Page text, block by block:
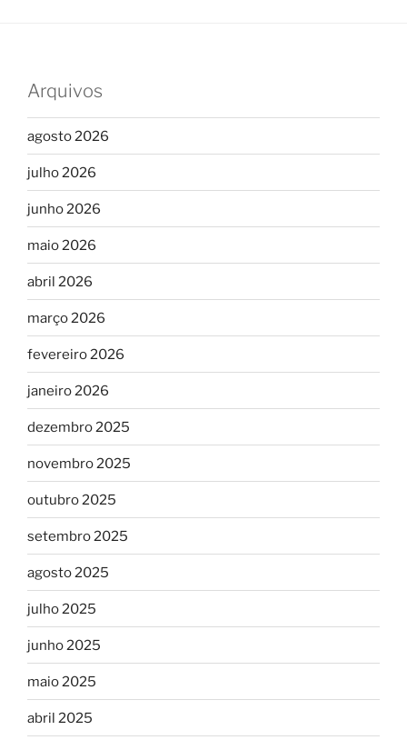
Arquivos
agosto 2026
julho 2026
junho 2026
maio 2026
abril 2026
março 2026
fevereiro 2026
janeiro 2026
dezembro 2025
novembro 2025
outubro 2025
setembro 2025
agosto 2025
julho 2025
junho 2025
maio 2025
abril 2025